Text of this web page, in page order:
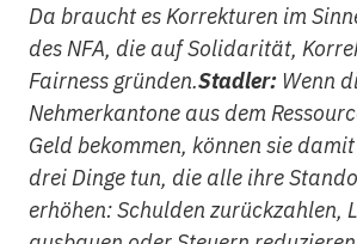
Da braucht es Korrekturen im
des NFA, die auf Solidarität,
Fairness gründen.Stadler:Wenn
Nehmerkantone aus dem
Geld bekommen, können sie
drei Dinge tun, die alle ihre
erhöhen: Schulden zurückzahlen,